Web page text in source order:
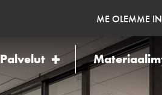
ME OLEMME
Palvelut